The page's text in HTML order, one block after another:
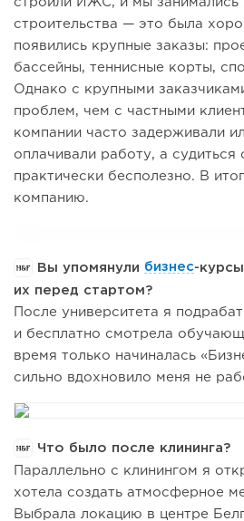
строительства — это была
появились крупные заказы:
бассейны, теннисные корты,
Однако с крупными
проблем, чем с частными
компании часто задерживали
оплачивали работу, а судиться
практически бесполезно. В
компанию.
Вы упомянули бизнес-
их перед стартом?
После университета я
и бесплатно смотрела
время только начиналась
сильно вдохновило меня не
Что было после клининга?
Параллельно с клинингом я
хотела создать атмосферное
Выбрала локацию в центре